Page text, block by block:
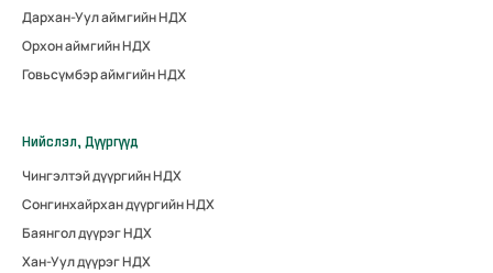
Дархан-Уул аймгийн НДХ
Орхон аймгийн НДХ
Говьсүмбэр аймгийн НДХ
Нийслэл, Дүүргүүд
Чингэлтэй дүүргийн НДХ
Сонгинхайрхан дүүргийн НДХ
Баянгол дүүрэг НДХ
Хан-Уул дүүрэг НДХ